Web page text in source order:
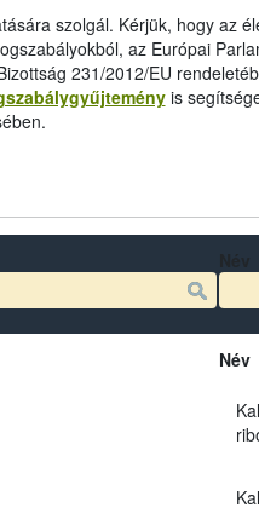
szolgál. Kérjük, hogy az
az Európai
231/2012/EU
is
Név